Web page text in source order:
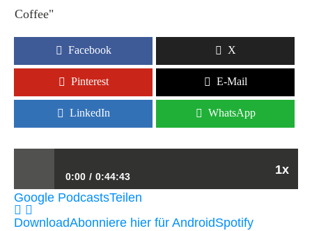
Coffee"
Facebook X
Pinterest E-Mail
LinkedIn WhatsApp
1x
0:00 0:44:43
| Wie man als Gastgeber*in mit Storytelling neue
Google PodcastsTeilen
DownloadAbonniere hier für AndroidSpotify